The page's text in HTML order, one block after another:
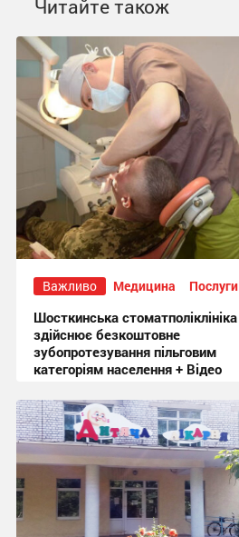
Читайте також
Важливо Медицина Послуги
Шосткинська стоматполіклініка
здійснює безкоштовне
зубопротезування пільговим
категоріям населення + Відео
18:58, 5.08.2026